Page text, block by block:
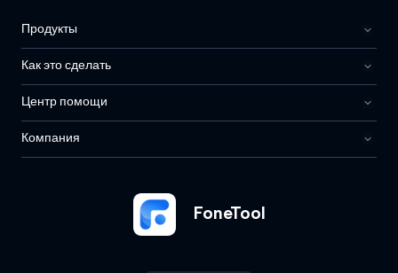
FoneTool
Продукты
Как это сделать
Центр помощи
Компания